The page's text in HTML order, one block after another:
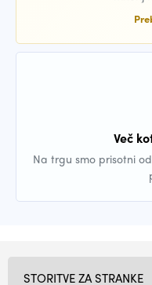
Več
Na trgu smo prisotni
STORITVE ZA STRANKE